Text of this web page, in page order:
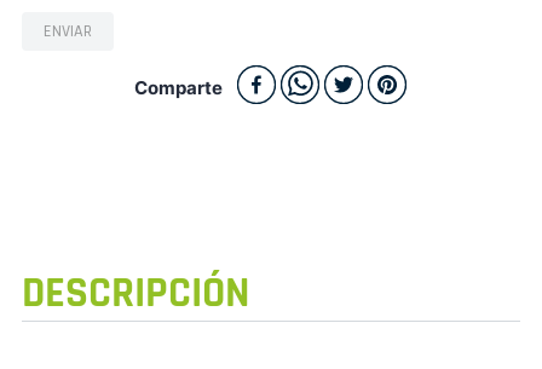
ENVIAR
Comparte
DESCRIPCIÓN